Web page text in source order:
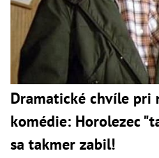
Dramatické chvíle pri
komédie: Horolezec
sa takmer zabil!